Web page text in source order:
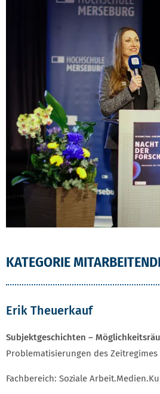
KATEGORIE
Erik Theuerkauf
Subjektgeschichten –
Problematisierungen des
Fachbereich: Soziale